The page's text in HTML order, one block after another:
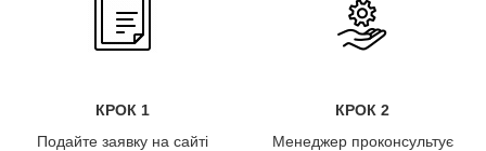
КРОК 1
КРОК 2
Подайте заявку на сайті
Менеджер проконсультує